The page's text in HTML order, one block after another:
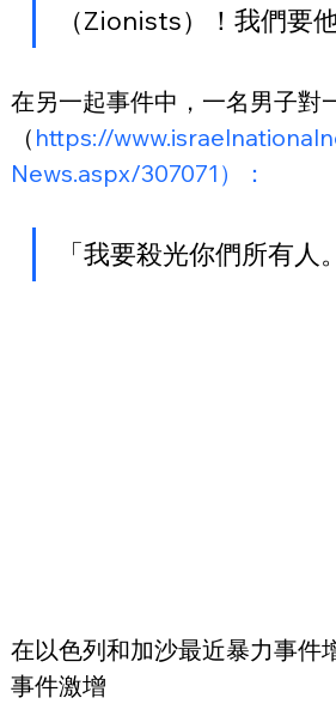
（Zionists）！我們要
在另一起事件中，一名男子對
（ https://
News.aspx/307071）：
「我要殺光你們所有人
在以色列和加沙最近暴力事件
事件激增